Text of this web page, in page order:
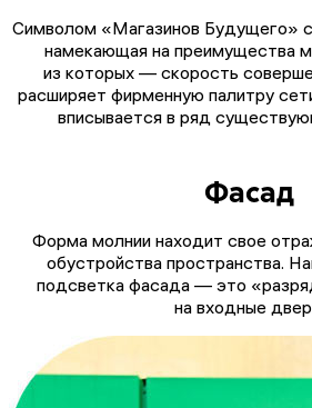
Символом «Магазинов Будущего»
намекающая на преимущества
из которых — скорость
расширяет фирменную палитру
вписывается в ряд
Фасад
Форма молнии находит свое
обустройства пространства.
подсветка фасада — это
на входные